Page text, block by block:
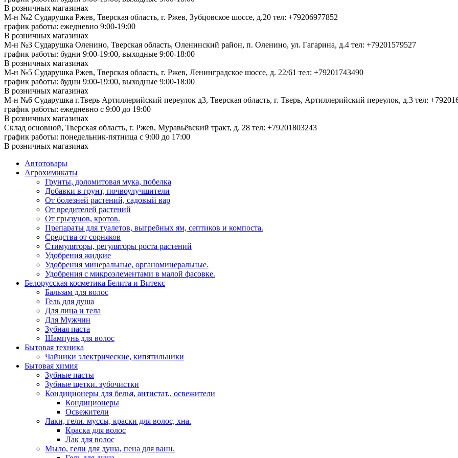
В розничных магазинах
М-н №2 Cударушка Ржев, Тверская область, г. Ржев, Зубцовское шоссе, д.20 тел: +79206977852
график работы: ежедневно 9:00-19:00
В розничных магазинах
М-н №3 Сударушка Оленино, Тверская область, Оленинский район, п. Оленино, ул. Гагарина, д.4 тел: +79201579527
график работы: будни 9:00-19:00, выходные 9:00-18:00
В розничных магазинах
М-н №5 Сударушка Ржев, Тверская область, г. Ржев, Ленинградское шоссе, д. 22/61 тел: +79201743490
график работы: будни 9:00-19:00, выходные 9:00-18:00
В розничных магазинах
М-н №6 Сударушка г.Тверь Артиллерийский переулок д3, Тверская область, г. Тверь, Артиллерийский переулок, д.3 тел:
график работы: ежедневно с 9:00 до 19:00
В розничных магазинах
Склад основной, Тверская область, г. Ржев, Муравьёвский тракт, д. 28 тел: +79201803243
график работы: понедельник-пятница с 9:00 до 17:00
В розничных магазинах
Автотовары
Агрохимикаты
Грунты, доломитовая мука, побелка
Добавки в грунт, почвоулучшители
От болезней растений, садовый вар
От вредителей растений
От грызунов, кротов.
Препараты для туалетов, выгребных ям, септиков и компоста.
Средства от сорняков
Стимуляторы, регуляторы роста растений
Удобрения жидкие
Удобрения минеральные, органоминеральные.
Удобрения с микроэлементами в малой фасовке.
Белорусская косметика Белита и Витекс
Бальзам для волос
Гель для душа
Для лица и тела
Для Мужчин
Зубная паста
Шампунь для волос
Бытовая техника
Чайники электрические, кипятильники
Бытовая химия
Зубные пасты
Зубные щетки. зубочистки
Кондиционеры для белья, антистат., освежители
Кондиционеры
Освежители
Лаки, гели. муссы, краски для волос, хна.
Краска для волос
Лак для волос
Мыло, гели для душа, пена для ванн.